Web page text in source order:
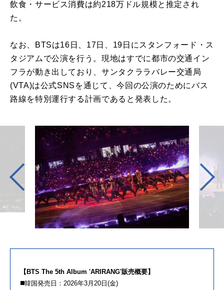
飲食・サービス消費は約218万ドル規模と推定され
た。
なお、BTSは16日、17日、19日にスタンフォード・ス
タジアムで公演を行う。現地はすでに都市の交通イン
フラが動き出しており、サンタクララバレー交通局
(VTA)は公式SNSを通じて、今回の公演のためにバス
路線を特別運行する計画であると発表した。
【BTS The 5th Album 'ARIRANG'販売概要】
◼️韓国発売日：2026年3月20日(金)